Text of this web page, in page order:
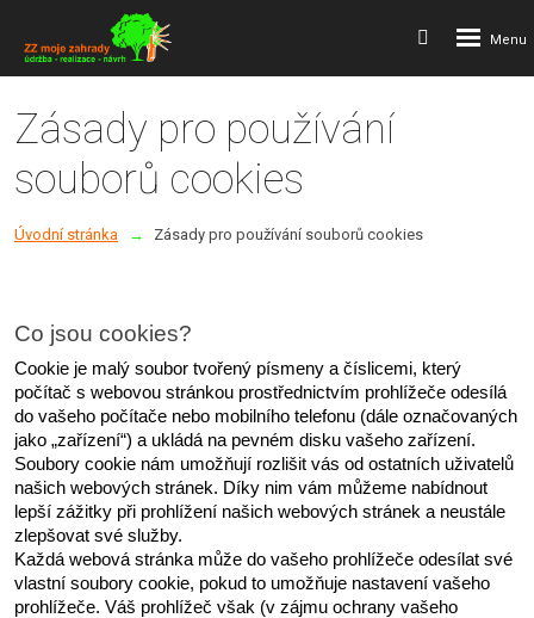
Vyhledávání
Rozbalení
Zásady pro používání
souborů cookies
Úvodní stránka Zásady pro používání souborů cookies
Co jsou cookies?
Cookie je malý soubor tvořený písmeny a číslicemi, který
počítač s webovou stránkou prostřednictvím prohlížeče odesílá
do vašeho počítače nebo mobilního telefonu (dále označovaných
jako „zařízení“) a ukládá na pevném disku vašeho zařízení.
Soubory cookie nám umožňují rozlišit vás od ostatních uživatelů
našich webových stránek. Díky nim vám můžeme nabídnout
lepší zážitky při prohlížení našich webových stránek a neustále
zlepšovat své služby.
Každá webová stránka může do vašeho prohlížeče odesílat své
vlastní soubory cookie, pokud to umožňuje nastavení vašeho
prohlížeče. Váš prohlížeč však (v zájmu ochrany vašeho